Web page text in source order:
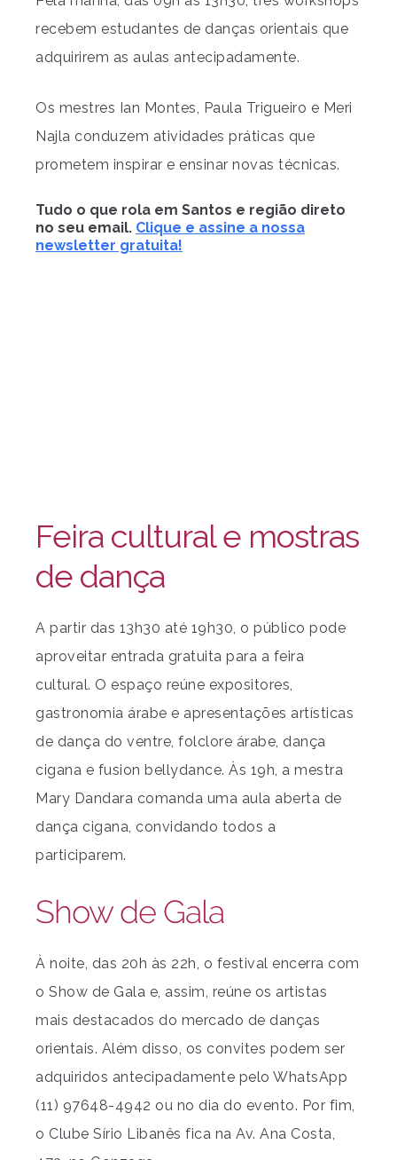
recebem estudantes de danças orientais que
adquirirem as aulas antecipadamente.
Os mestres Ian Montes, Paula Trigueiro e Meri
Najla conduzem atividades práticas que
prometem inspirar e ensinar novas técnicas.
Tudo o que rola em Santos e região direto
no seu email. Clique e assine a nossa
newsletter gratuita!
Feira cultural e mostras
de dança
A partir das 13h30 até 19h30, o público pode
aproveitar entrada gratuita para a feira
cultural. O espaço reúne expositores,
gastronomia árabe e apresentações artísticas
de dança do ventre, folclore árabe, dança
cigana e fusion bellydance. Às 19h, a mestra
Mary Dandara comanda uma aula aberta de
dança cigana, convidando todos a
participarem.
Show de Gala
À noite, das 20h às 22h, o festival encerra com
o Show de Gala e, assim, reúne os artistas
mais destacados do mercado de danças
orientais. Além disso, os convites podem ser
adquiridos antecipadamente pelo WhatsApp
(11) 97648-4942 ou no dia do evento. Por fim,
o Clube Sírio Libanês fica na Av. Ana Costa,